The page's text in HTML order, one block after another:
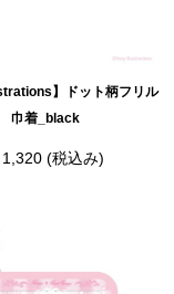
】ドット柄フリル
巾着_black
1,320(税込み)